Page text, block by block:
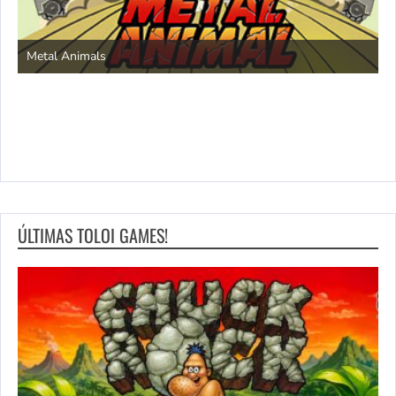
Metal Animals
ÚLTIMAS TOLOI GAMES!